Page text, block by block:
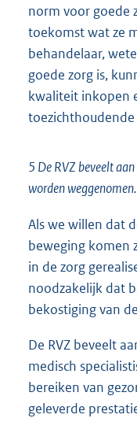
norm voor goede
toekomst wat ze
behandelaar,
goede zorg is,
kwaliteit inkopen
5 De RVZ beveelt
worden weggenomen.
Als we willen dat
beweging komen
in de zorg
noodzakelijk dat
bekostiging van
De RVZ beveelt
medisch
bereiken van
geleverde